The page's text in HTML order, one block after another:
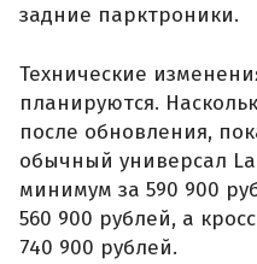
задние парктроники.
Технические
планируются.
после обновления,
обычный универсал
минимум за 590 900
560 900 рублей, а
740 900 рублей.